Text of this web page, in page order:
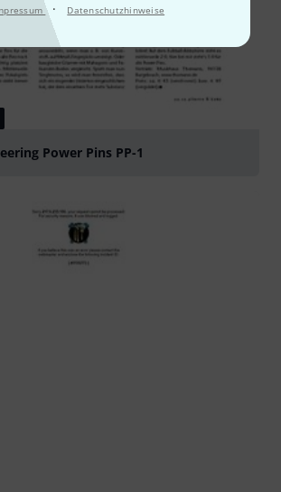
· Datenschutzhinweise
Power Pins PP-1